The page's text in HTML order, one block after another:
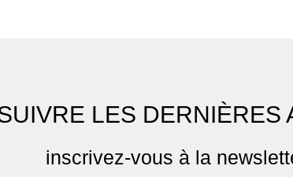
LES DERNIÈRES
inscrivez-vous à la